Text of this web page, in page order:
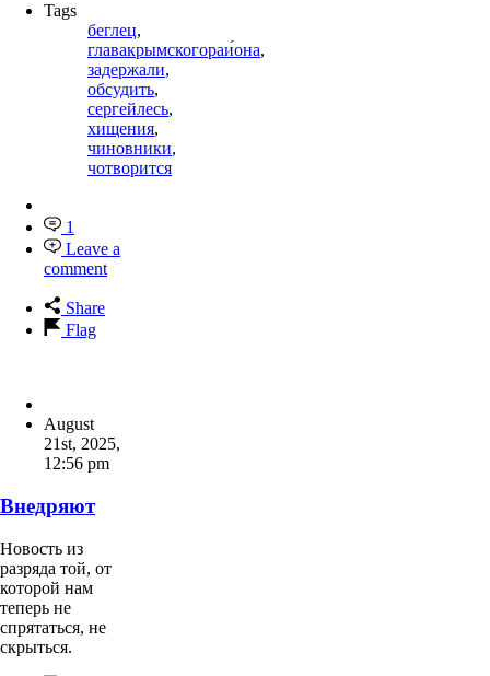
Tags
беглец,
главакрымскогораи́она,
задержали,
обсудить,
сергейлесь,
хищения,
чиновники,
чотворится
1
Leave a
comment
Share
Flag
August
21st, 2025,
12:56 pm
Внедряют
Новость из
разряда той, от
которой нам
теперь не
спрятаться, не
скрыться.